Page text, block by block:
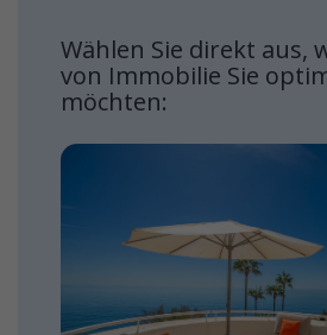
Wählen Sie direkt aus,
von Immobilie Sie
möchten: